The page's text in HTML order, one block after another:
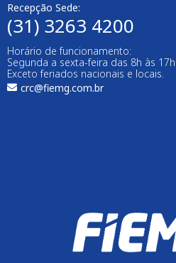
Recepção Sede:
(31) 3263 4200
Horário de funcionamento:
Segunda a sexta-feira das 8h às 17h
Exceto feriados nacionais e locais.
crc@fiemg.com.br